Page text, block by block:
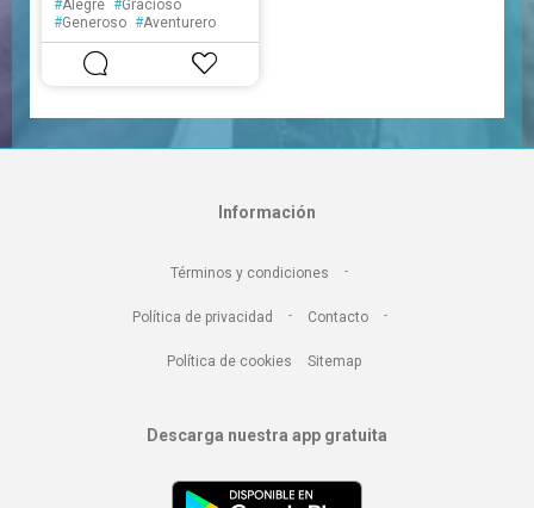
#Alegre #Gracioso
#Generoso #Aventurero
#Creativo #Atento #Seguro
Información
Términos y condiciones -
Política de privacidad - Contacto -
Política de cookies Sitemap
Descarga nuestra app gratuita